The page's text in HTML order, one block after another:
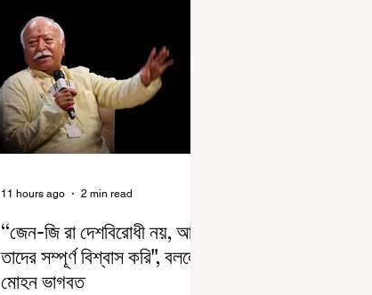
“জেন-জি রা দেশবিরোধী নয়, আমি
তাদের সম্পূর্ণ বিশ্বাস করি", বললেন
মোহন ভাগবত
11 hours ago 2 min read